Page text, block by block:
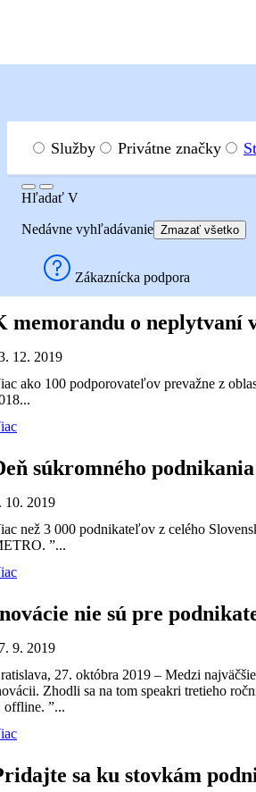
Menu
Hľadať
Hľadať V
Nedávne vyhľadávanie Zmazať všetko
Zákaznícka podpora
Služby Privátne značky
Tlačové správy 2019
memorandu o neplytvaní
12. 2019
ako 100 podporovateľov prevažne z
súkromného
10. 2019
než 3 000 podnikateľov z celého
”...
nie sú pre
9. 2019
27. októbra 2019 – Medzi
Zhodli sa na tom speakri tretieho
offline. ”...
sa ku stovkám